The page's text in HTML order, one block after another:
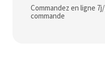
Commandez en ligne
commande